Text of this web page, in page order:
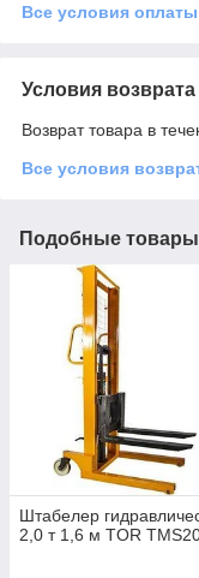
Все условия оплаты
Условия возврата
Возврат товара в
Все условия
Подобные
Штабелер
2,0 т 1,6 м TOR